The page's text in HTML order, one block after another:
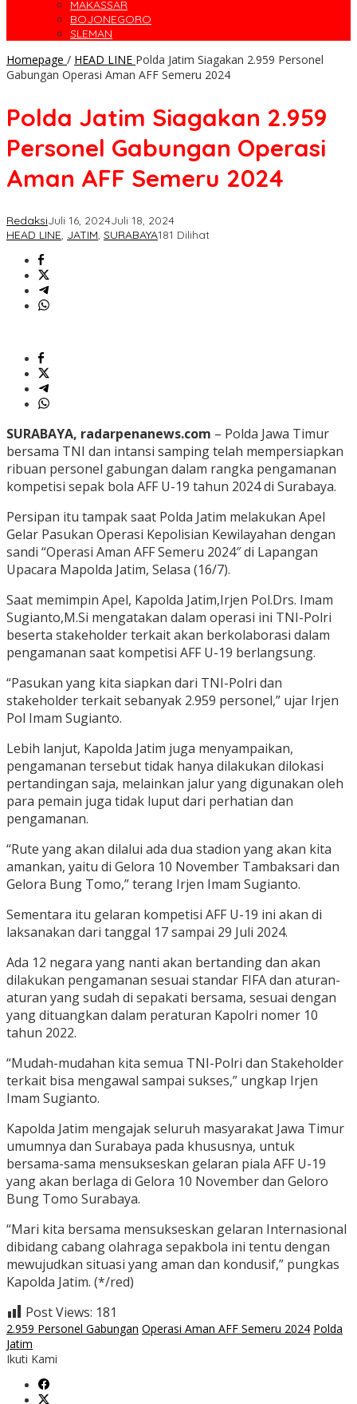
MAKASSAR
BOJONEGORO
SLEMAN
Homepage / HEAD LINE Polda Jatim Siagakan 2.959 Personel
Gabungan Operasi Aman AFF Semeru 2024
Polda Jatim Siagakan 2.959
Personel Gabungan Operasi
Aman AFF Semeru 2024
RedaksiJuli 16, 2024Juli 18, 2024
HEAD LINE, JATIM, SURABAYA181 Dilihat
SURABAYA, radarpenanews.com – Polda Jawa Timur
bersama TNI dan intansi samping telah mempersiapkan
ribuan personel gabungan dalam rangka pengamanan
kompetisi sepak bola AFF U-19 tahun 2024 di Surabaya.
Persipan itu tampak saat Polda Jatim melakukan Apel
Gelar Pasukan Operasi Kepolisian Kewilayahan dengan
sandi “Operasi Aman AFF Semeru 2024″ di Lapangan
Upacara Mapolda Jatim, Selasa (16/7).
Saat memimpin Apel, Kapolda Jatim,Irjen Pol.Drs. Imam
Sugianto,M.Si mengatakan dalam operasi ini TNI-Polri
beserta stakeholder terkait akan berkolaborasi dalam
pengamanan saat kompetisi AFF U-19 berlangsung.
“Pasukan yang kita siapkan dari TNI-Polri dan
stakeholder terkait sebanyak 2.959 personel,” ujar Irjen
Pol Imam Sugianto.
Lebih lanjut, Kapolda Jatim juga menyampaikan,
pengamanan tersebut tidak hanya dilakukan dilokasi
pertandingan saja, melainkan jalur yang digunakan oleh
para pemain juga tidak luput dari perhatian dan
pengamanan.
“Rute yang akan dilalui ada dua stadion yang akan kita
amankan, yaitu di Gelora 10 November Tambaksari dan
Gelora Bung Tomo,” terang Irjen Imam Sugianto.
Sementara itu gelaran kompetisi AFF U-19 ini akan di
laksanakan dari tanggal 17 sampai 29 Juli 2024.
Ada 12 negara yang nanti akan bertanding dan akan
dilakukan pengamanan sesuai standar FIFA dan aturan-
aturan yang sudah di sepakati bersama, sesuai dengan
yang dituangkan dalam peraturan Kapolri nomer 10
tahun 2022.
“Mudah-mudahan kita semua TNI-Polri dan Stakeholder
terkait bisa mengawal sampai sukses,” ungkap Irjen
Imam Sugianto.
Kapolda Jatim mengajak seluruh masyarakat Jawa Timur
umumnya dan Surabaya pada khususnya, untuk
bersama-sama mensukseskan gelaran piala AFF U-19
yang akan berlaga di Gelora 10 November dan Geloro
Bung Tomo Surabaya.
“Mari kita bersama mensukseskan gelaran Internasional
dibidang cabang olahraga sepakbola ini tentu dengan
mewujudkan situasi yang aman dan kondusif,” pungkas
Kapolda Jatim. (*/red)
Post Views: 181
2.959 Personel Gabungan Operasi Aman AFF Semeru 2024 Polda
Jatim
Ikuti Kami